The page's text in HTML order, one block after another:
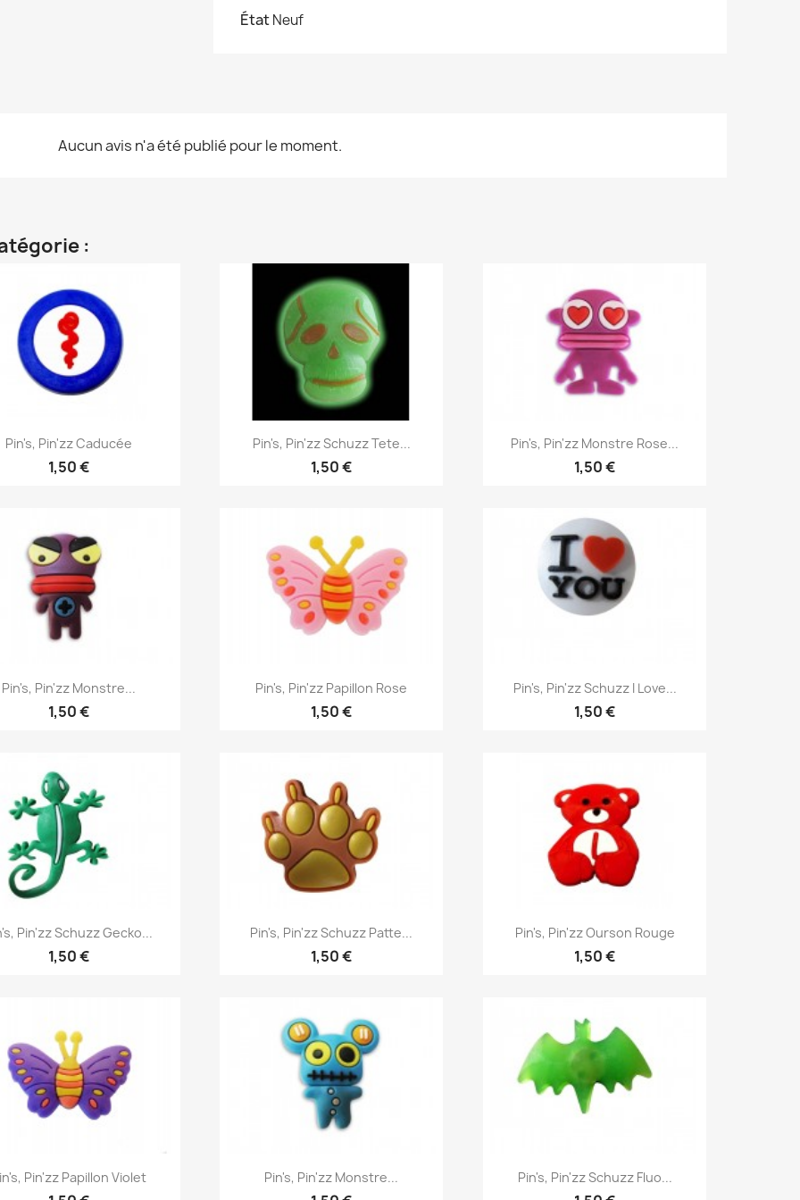
ÉtatNeuf
Aucun avis n'a été publié pour le moment.
:
Aperçu rapide
Pin's, Pin'zz Caducée
1,50 €
Aperçu rapide
Pin's, Pin'zz Schuzz Tete...
1,50 €
Aperçu rapide
Pin's, Pin'zz Monstre Rose...
1,50 €
 Aperçu rapide
Pin's, Pin'zz Monstre...
1,50 €
Aperçu rapide
Pin's, Pin'zz Papillon Rose
1,50 €
Aperçu rapide
Pin's, Pin'zz Schuzz I Love...
1,50 €
Aperçu rapide
Pin'zz Schuzz Gecko...
1,50 €
Aperçu rapide
Pin's, Pin'zz Schuzz Patte...
1,50 €
Aperçu rapide
Pin's, Pin'zz Ourson Rouge
1,50 €
Aperçu rapide
Pin'zz Papillon Violet  Aperçu rapide
Pin's, Pin'zz Monstre... Aperçu rapide
Pin's, Pin'zz Schuzz Fluo...